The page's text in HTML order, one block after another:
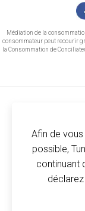
Médiation de la
consommateur peut recourir
la Consommation de
Afin de
possible,
continuant